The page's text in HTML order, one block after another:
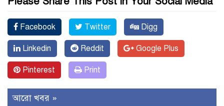
Facebook Twitter Digg
Linkedin Reddit Google Plus
Pinterest Print
আরো খবর »